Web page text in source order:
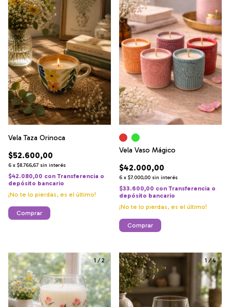
Vela Taza Orinoca
$52.600,00
6 x $8.766,67 sin interés
$42.080,00 con Transferencia o
depósito bancario
¡No te lo pierdas, es el último!
Comprar
Vela Vaso Mágico
$42.000,00
6 x $7.000,00 sin interés
$33.600,00 con Transferencia o
depósito bancario
¡No te lo pierdas, es el último!
Comprar
1/2 1 /4